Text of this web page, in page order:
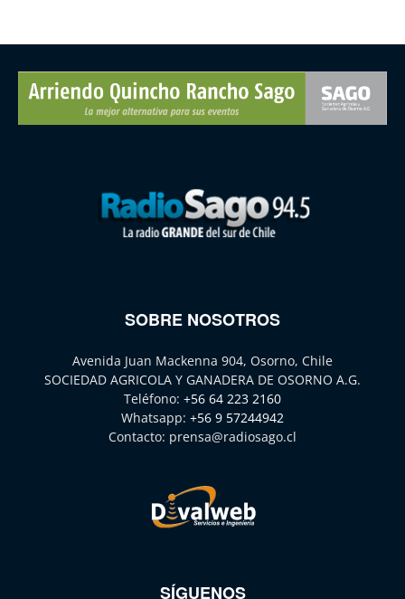
SOBRE NOSOTROS
Avenida Juan Mackenna 904, Osorno, Chile
SOCIEDAD AGRICOLA Y GANADERA DE OSORNO A.G.
Teléfono: +56 64 223 2160
Whatsapp: +56 9 57244942
Contacto: prensa@radiosago.cl
SÍGUENOS